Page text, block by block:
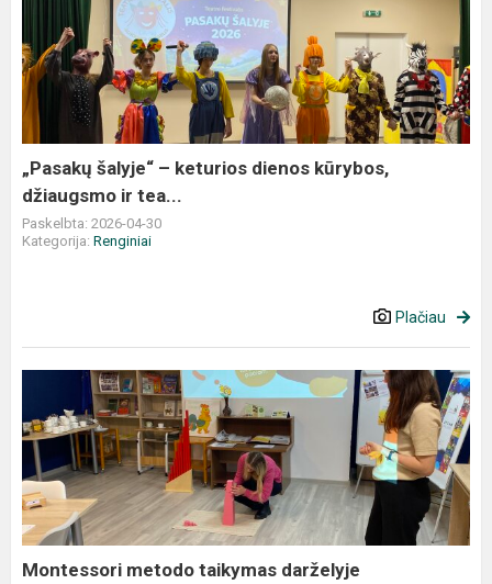
keturios
dienos
kūrybos,
džiaugsmo
tea...
„Pasakų šalyje“ – keturios dienos kūrybos,
džiaugsmo ir tea...
Paskelbta: 2026-04-30
Kategorija: Renginiai
Plačiau
Montessori
metodo
taikymas
darželyje
Montessori metodo taikymas darželyje